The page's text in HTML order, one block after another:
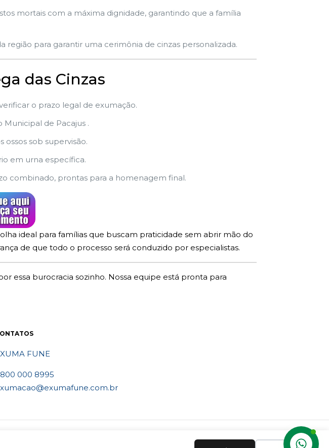
mortais com a máxima dignidade, garantindo que a família
para garantir uma cerimônia de cinzas personalizada.
das Cinzas
o prazo legal de exumação.
de Pacajus .
ossos sob supervisão.
em urna específica.
combinado, prontas para a homenagem final.
ideal para famílias que buscam praticidade sem abrir mão do
de que todo o processo será conduzido por especialistas.
essa burocracia sozinho. Nossa equipe está pronta para
FUNE
000 8995